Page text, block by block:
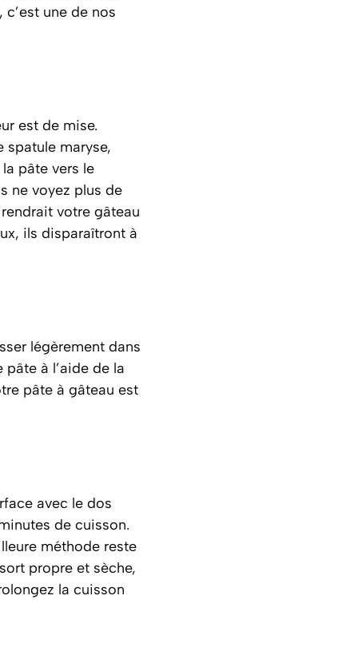
une de nos
est de mise.
spatule maryse,
pâte vers le
ne voyez plus de
votre gâteau
ils disparaîtront à
légèrement dans
à l’aide de la
pâte à gâteau est
avec le dos
de cuisson.
méthode reste
propre et sèche,
la cuisson